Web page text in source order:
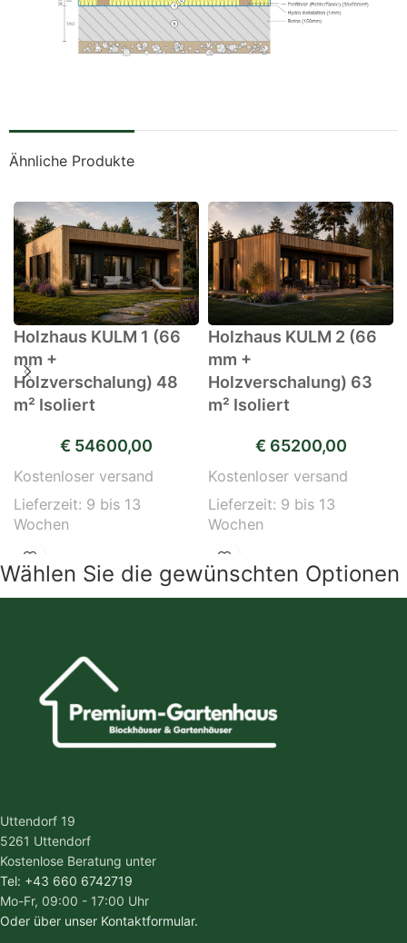
Ähnliche Produkte
Holzhaus KULM 1 (66
mm +
Holzverschalung) 48
m² Isoliert
€ 54600,00
Kostenloser versand
Lieferzeit: 9 bis 13
Wochen
Holzhaus KULM 2 (66
mm +
Holzverschalung) 63
m² Isoliert
€ 65200,00
Kostenloser versand
Lieferzeit: 9 bis 13
Wochen
Wählen Sie die gewünschten Optionen
Uttendorf 19
5261 Uttendorf
Kostenlose Beratung unter
Tel: +43 660 6742719
Mo-Fr, 09:00 - 17:00 Uhr
Oder über unser Kontaktformular.